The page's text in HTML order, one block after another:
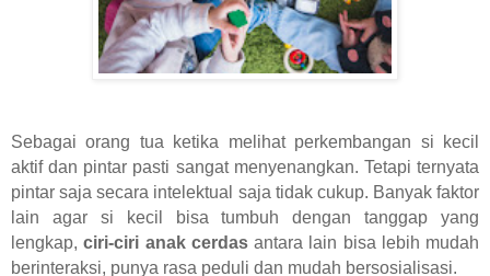
Sebagai orang tua ketika melihat perkembangan si kecil
aktif dan pintar pasti sangat menyenangkan. Tetapi ternyata
pintar saja secara intelektual saja tidak cukup. Banyak faktor
lain agar si kecil bisa tumbuh dengan tanggap yang
lengkap,ciri-ciri anak cerdasantara lain bisa lebih mudah
berinteraksi, punya rasa peduli dan mudah bersosialisasi.